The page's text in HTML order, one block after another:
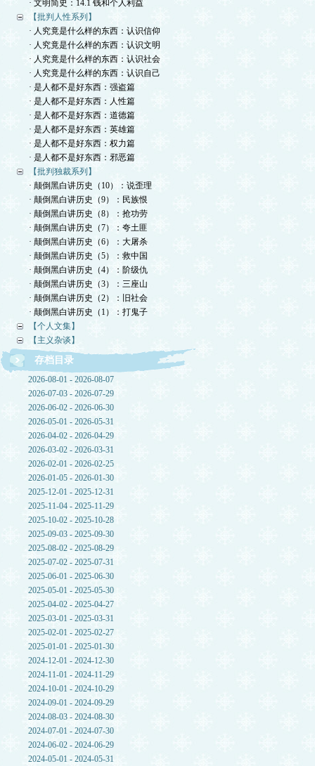
· 文明简史：14.1 钱和个人利益
【批判人性系列】
· 人究竟是什么样的东西：认识信仰
· 人究竟是什么样的东西：认识文明
· 人究竟是什么样的东西：认识社会
· 人究竟是什么样的东西：认识自己
· 是人都不是好东西：强盗篇
· 是人都不是好东西：人性篇
· 是人都不是好东西：道德篇
· 是人都不是好东西：英雄篇
· 是人都不是好东西：权力篇
· 是人都不是好东西：邪恶篇
【批判独裁系列】
· 颠倒黑白讲历史（10）：说歪理
· 颠倒黑白讲历史（9）：民族恨
· 颠倒黑白讲历史（8）：抢功劳
· 颠倒黑白讲历史（7）：夸土匪
· 颠倒黑白讲历史（6）：大屠杀
· 颠倒黑白讲历史（5）：救中国
· 颠倒黑白讲历史（4）：阶级仇
· 颠倒黑白讲历史（3）：三座山
· 颠倒黑白讲历史（2）：旧社会
· 颠倒黑白讲历史（1）：打鬼子
【个人文集】
【主义杂谈】
存档目录
2026-08-01 - 2026-08-07
2026-07-03 - 2026-07-29
2026-06-02 - 2026-06-30
2026-05-01 - 2026-05-31
2026-04-02 - 2026-04-29
2026-03-02 - 2026-03-31
2026-02-01 - 2026-02-25
2026-01-05 - 2026-01-30
2025-12-01 - 2025-12-31
2025-11-04 - 2025-11-29
2025-10-02 - 2025-10-28
2025-09-03 - 2025-09-30
2025-08-02 - 2025-08-29
2025-07-02 - 2025-07-31
2025-06-01 - 2025-06-30
2025-05-01 - 2025-05-30
2025-04-02 - 2025-04-27
2025-03-01 - 2025-03-31
2025-02-01 - 2025-02-27
2025-01-01 - 2025-01-30
2024-12-01 - 2024-12-30
2024-11-01 - 2024-11-29
2024-10-01 - 2024-10-29
2024-09-01 - 2024-09-29
2024-08-03 - 2024-08-30
2024-07-01 - 2024-07-30
2024-06-02 - 2024-06-29
2024-05-01 - 2024-05-31